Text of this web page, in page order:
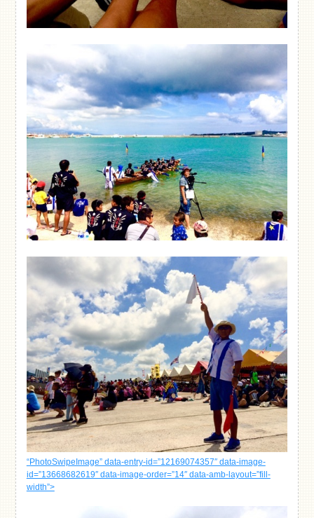
“PhotoSwipeImage” data-entry-id=”12169074357″ data-image-
id=”13668682619″ data-image-order=”14″ data-amb-layout=”fill-
width”>